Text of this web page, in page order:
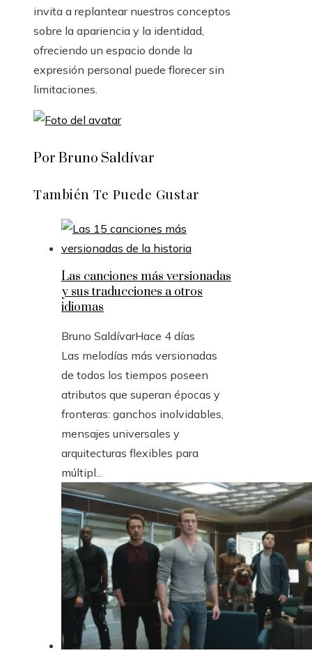
invita a replantear nuestros conceptos
sobre la apariencia y la identidad,
ofreciendo un espacio donde la
expresión personal puede florecer sin
limitaciones.
Por Bruno Saldívar
También Te Puede Gustar
Las canciones más versionadas
y sus traducciones a otros
idiomas
Bruno SaldívarHace 4 días
Las melodías más versionadas
de todos los tiempos poseen
atributos que superan épocas y
fronteras: ganchos inolvidables,
mensajes universales y
arquitecturas flexibles para
múltipl...